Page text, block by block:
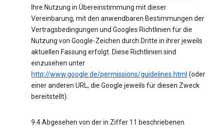
Ihre Nutzung in Übereinstimmung mit dieser
Vereinbarung, mit den anwendbaren Bestimmungen der
Vertragsbedingungen und Googles Richtlinien für die
Nutzung von Google-Zeichen durch Dritte in ihrer jeweils
aktuellen Fassung erfolgt. Diese Richtlinien sind
einzusehen unter
http://www.google.de/permissions/guidelines.html (oder
einer anderen URL, die Google jeweils für diesen Zweck
bereitstellt).
9.4 Abgesehen von der in Ziffer 11 beschriebenen